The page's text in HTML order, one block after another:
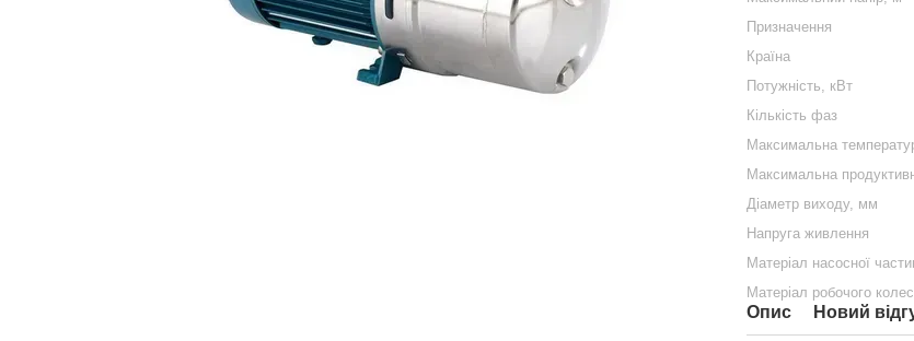
Призначення
Країна
Потужність, кВт
Кількість фаз
Максимальна
Максимальна
Діаметр виходу, мм
Напруга живлення
Матеріал насосної
Матеріал робочого
Опис Новий